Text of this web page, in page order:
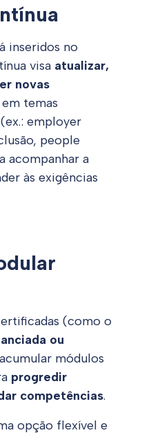
inseridos no
visa atualizar,
novas
temas
employer
people
acompanhar a
às exigências
(como o
ou
módulos
progredir
competências.
opção flexível e